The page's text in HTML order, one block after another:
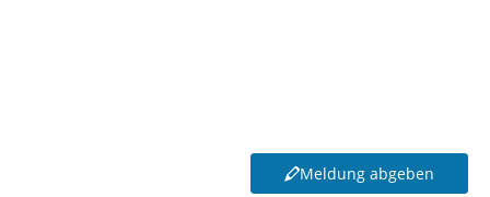
Meldung abgeben